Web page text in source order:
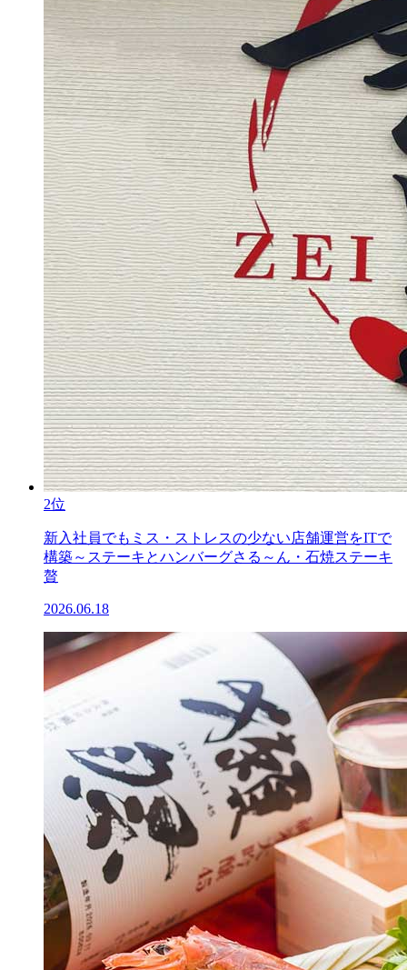
2位
新入社員でもミス・ストレスの少ない店舗運営をITで
構築～ステーキとハンバーグさる～ん・石焼ステーキ
贅
2026.06.18